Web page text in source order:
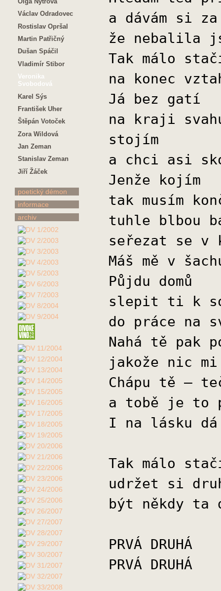
Václav Odradovec
Rostislav Opršal
Martin Patřičný
Dušan Spáčil
Vladimír Stibor
Veronika
Svobodová
Karel Sýs
František Uher
Štěpán Votoček
Zora Wildová
Jan Zeman
Stanislav Zeman
Jiří Žáček
poetický démon
informace
archiv
a dávám si
že nebalila
Tak málo
na konec
Já bez gatí
na kraji
stojím
a chci asi
Jenže kojím
tak musím
tuhle blbou
seřezat se v
Máš mě v
Půjdu domů
slepit ti k
do práce na
Nahá tě pak
jakože nic mi
Chápu tě –
a tobě je to
I na lásku
Tak málo
udržet si
být někdy ta
PRVÁ DRUHÁ
PRVÁ DRUHÁ